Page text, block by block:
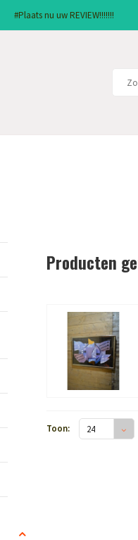
#Plaats nu uw REVIEW!!!!!!!
Producten
Toon: 24